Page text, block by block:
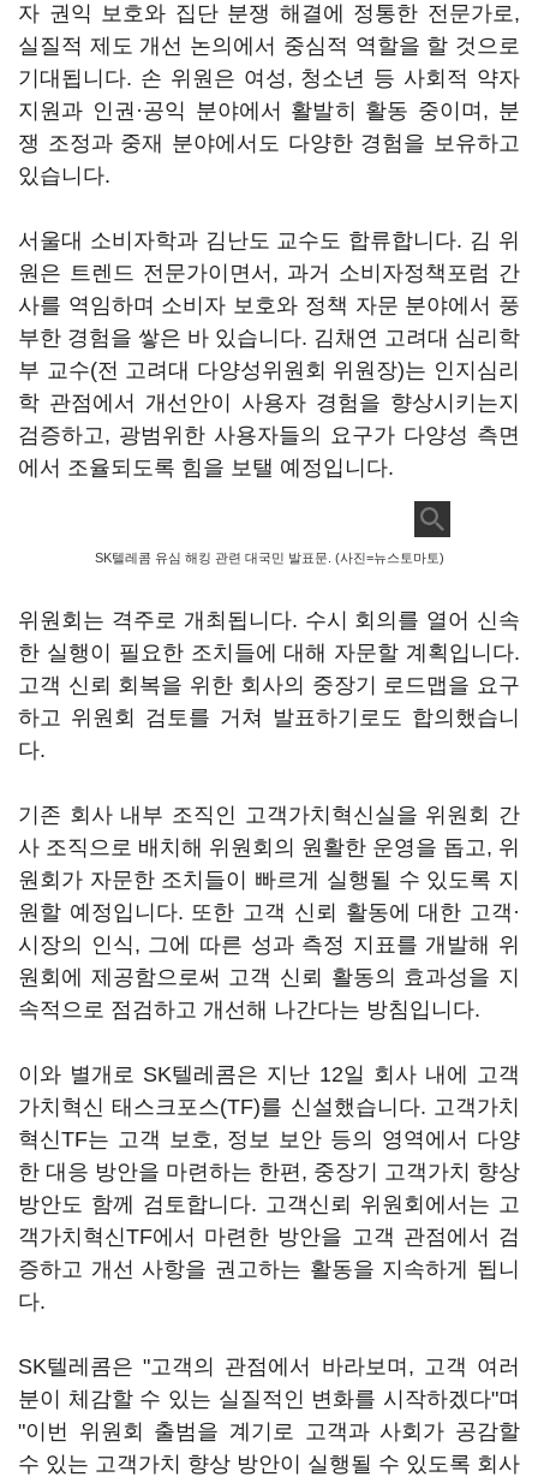
자 권익 보호와 집단 분쟁 해결에 정통한 전문가로,
실질적 제도 개선 논의에서 중심적 역할을 할 것으로
기대됩니다. 손 위원은 여성, 청소년 등 사회적 약자
지원과 인권·공익 분야에서 활발히 활동 중이며, 분
쟁 조정과 중재 분야에서도 다양한 경험을 보유하고
있습니다.
서울대 소비자학과 김난도 교수도 합류합니다. 김 위
원은 트렌드 전문가이면서, 과거 소비자정책포럼 간
사를 역임하며 소비자 보호와 정책 자문 분야에서 풍
부한 경험을 쌓은 바 있습니다. 김채연 고려대 심리학
부 교수(전 고려대 다양성위원회 위원장)는 인지심리
학 관점에서 개선안이 사용자 경험을 향상시키는지
검증하고, 광범위한 사용자들의 요구가 다양성 측면
에서 조율되도록 힘을 보탤 예정입니다.
SK텔레콤 유심 해킹 관련 대국민 발표문. (사진=뉴스토마토)
위원회는 격주로 개최됩니다. 수시 회의를 열어 신속
한 실행이 필요한 조치들에 대해 자문할 계획입니다.
고객 신뢰 회복을 위한 회사의 중장기 로드맵을 요구
하고 위원회 검토를 거쳐 발표하기로도 합의했습니
다.
기존 회사 내부 조직인 고객가치혁신실을 위원회 간
사 조직으로 배치해 위원회의 원활한 운영을 돕고, 위
원회가 자문한 조치들이 빠르게 실행될 수 있도록 지
원할 예정입니다. 또한 고객 신뢰 활동에 대한 고객·
시장의 인식, 그에 따른 성과 측정 지표를 개발해 위
원회에 제공함으로써 고객 신뢰 활동의 효과성을 지
속적으로 점검하고 개선해 나간다는 방침입니다.
이와 별개로 SK텔레콤은 지난 12일 회사 내에 고객
가치혁신 태스크포스(TF)를 신설했습니다. 고객가치
혁신TF는 고객 보호, 정보 보안 등의 영역에서 다양
한 대응 방안을 마련하는 한편, 중장기 고객가치 향상
방안도 함께 검토합니다. 고객신뢰 위원회에서는 고
객가치혁신TF에서 마련한 방안을 고객 관점에서 검
증하고 개선 사항을 권고하는 활동을 지속하게 됩니
다.
SK텔레콤은 "고객의 관점에서 바라보며, 고객 여러
분이 체감할 수 있는 실질적인 변화를 시작하겠다"며
"이번 위원회 출범을 계기로 고객과 사회가 공감할
수 있는 고객가치 향상 방안이 실행될 수 있도록 회사